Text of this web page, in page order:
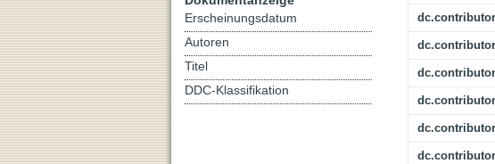
Erscheinungsdatum
Autoren
Titel
DDC-Klassifikation